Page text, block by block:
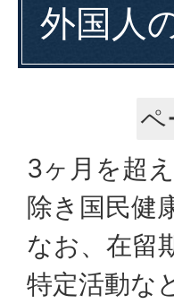
外国人
ペ
3ヶ月を超
除き国民健
なお、在留
特定活動な